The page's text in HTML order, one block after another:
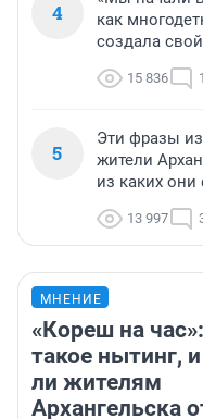
4
как
создала
15 836
5
Эти фразы из
жители
из каких
13 997
МНЕНИЕ
«Кореш на
такое нытинг,
ли жителям
Архангельска